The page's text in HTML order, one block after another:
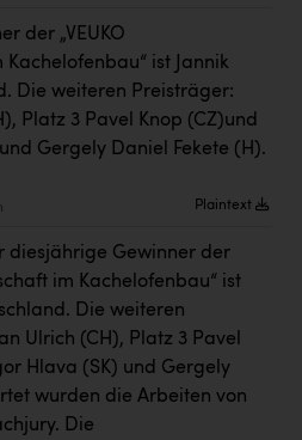
Dr. Loimer
der „VEUKO
ist Jannik
Die weiteren Preisträger:
Platz 3 Pavel Knop (CZ)und
Gergely Daniel Fekete (H).
Plaintext
diesjährige Gewinner der
im Kachelofenbau“ ist
Die weiteren
Ulrich (CH), Platz 3 Pavel
Hlava (SK) und Gergely
wurden die Arbeiten von
Die